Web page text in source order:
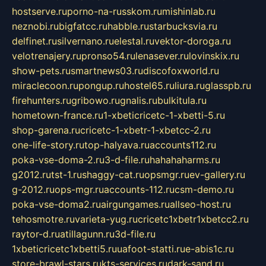
hostserve.ruporno-na-russkom.rumishinlab.ru
neznobi.rubigfatcc.ruhabble.rustarbucksvia.ru
delfinet.rusilvernano.ruelestal.ruvektor-doroga.ru
velotrenajery.rupronso54.rulenasever.rulovinskix.ru
show-pets.rusmartnews03.rudiscofoxworld.ru
miraclecoon.rupongup.ruhostel65.ruliura.ruglasspb.ru
firehunters.rugribowo.rugnalis.rubulkitula.ru
hometown-france.ru1-xbeticricetc-1-xbetti-5.ru
shop-garena.rucricetc-1-xbetr-1-xbetcc-2.ru
one-life-story.rutop-halyava.ruaccounts112.ru
poka-vse-doma-2.ru3-d-file.ruhahahaharms.ru
g2012.rutst-1.rushaggy-cat.ruopsmgr.ruev-gallery.ru
g-2012.ruops-mgr.ruaccounts-112.rucsm-demo.ru
poka-vse-doma2.ruairgungames.ruallseo-host.ru
tehosmotre.ruvarieta-yug.rucricetc1xbetr1xbetcc2.ru
raytor-d.ruatillagunn.ru3d-file.ru
1xbeticricetc1xbetti5.ruuafoot-statti.rue-abis1c.ru
store-brawl-stars.rukts-services.rudark-sand.ru